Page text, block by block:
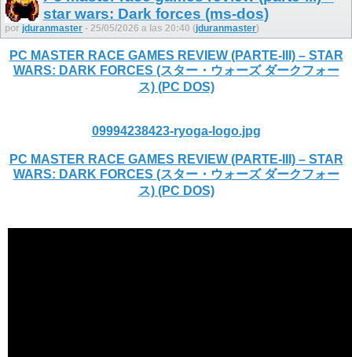
star wars: Dark forces (ms-dos)
por jduranmaster - 25/05/2026 a las 20:40 (jduranmaster)
PC MASTER RACE GAMES REVIEW (PARTE-III) – STAR
WARS: DARK FORCES (スター・ウォーズ ダークフォー
ス) (PC DOS)
09994238423-ryoga-logo.jpg
PC MASTER RACE GAMES REVIEW (PARTE-III) – STAR
WARS: DARK FORCES (スター・ウォーズ ダークフォー
ス) (PC DOS)